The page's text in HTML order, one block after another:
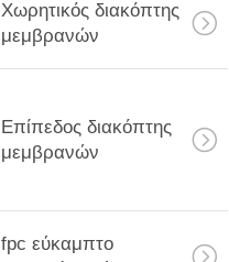
Χωρητικός διακόπτης
μεμβρανών
Επίπεδος διακόπτης
μεμβρανών
fpc εύκαμπτο